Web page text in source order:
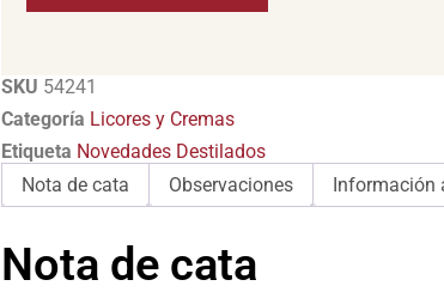
SKU 54241
Categoría Licores y Cremas
Etiqueta Novedades Destilados
Nota de cata
Observaciones Información
Nota de cata